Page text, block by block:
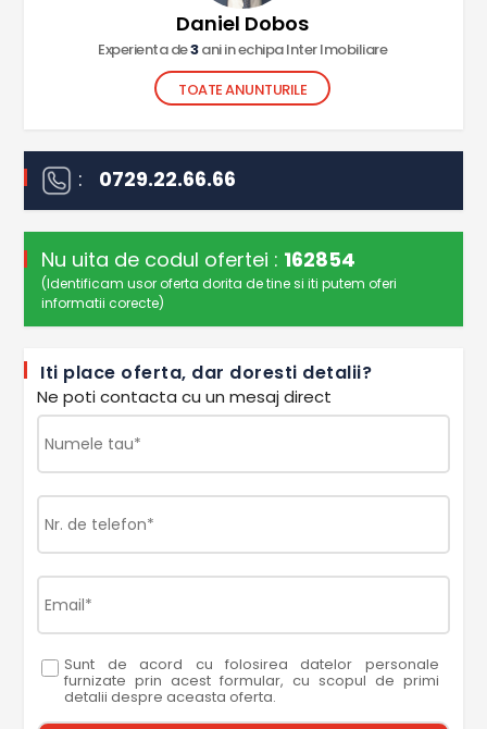
Daniel Dobos
Experienta de3ani in echipa Inter Imobiliare
TOATE ANUNTURILE
: 0729.22.66.66
Nu uita de codul ofertei : 162854
(Identificam usor oferta dorita de tine si iti putem oferi
informatii corecte)
Iti place oferta, dar doresti detalii?
Ne poti contacta cu un mesaj direct
Sunt de acord cu folosirea datelor personale
furnizate prin acest formular, cu scopul de primi
detalii despre aceasta oferta.